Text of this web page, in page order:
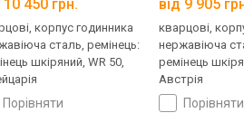
10 450 грн.
корпус годинника
сталь, ремінець:
шкіряний, WR 50,
порівняти
від 9 905
кварцові,
нержавіюча
ремінець
Австрія
порівняти